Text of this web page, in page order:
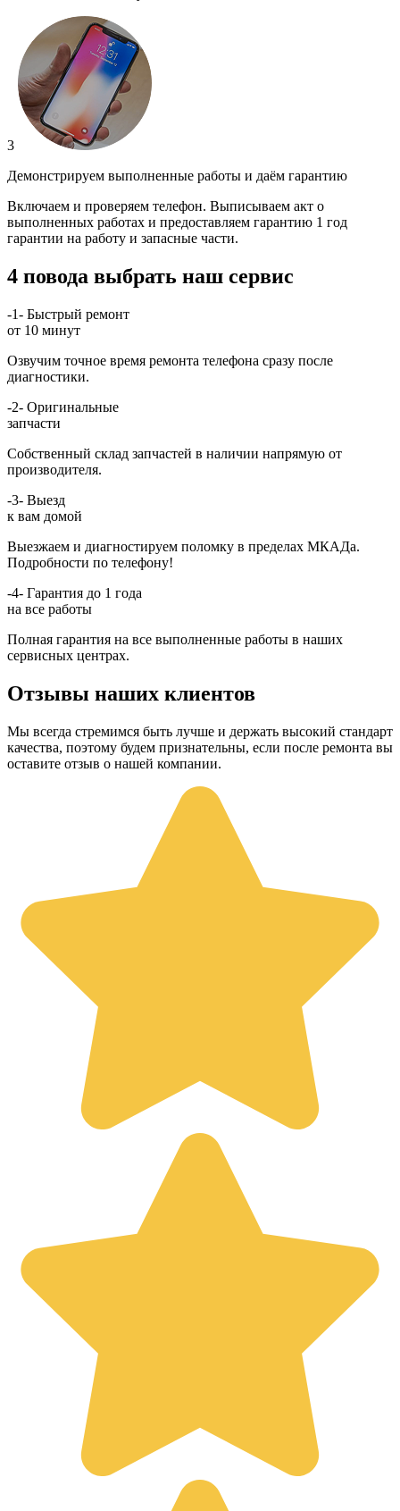
3
Демонстрируем выполненные работы и даём гарантию
Включаем и проверяем телефон. Выписываем акт о
выполненных работах и предоставляем гарантию 1 год
гарантии на работу и запасные части.
4 повода выбрать наш сервис
-1- Быстрый ремонт
от 10 минут
Озвучим точное время ремонта телефона сразу после
диагностики.
-2- Оригинальные
запчасти
Собственный склад запчастей в наличии напрямую от
производителя.
-3- Выезд
к вам домой
Выезжаем и диагностируем поломку в пределах МКАДа.
Подробности по телефону!
-4- Гарантия до 1 года
на все работы
Полная гарантия на все выполненные работы в наших
сервисных центрах.
Отзывы наших клиентов
Мы всегда стремимся быть лучше и держать высокий стандарт
качества, поэтому будем признательны, если после ремонта вы
оставите отзыв о нашей компании.